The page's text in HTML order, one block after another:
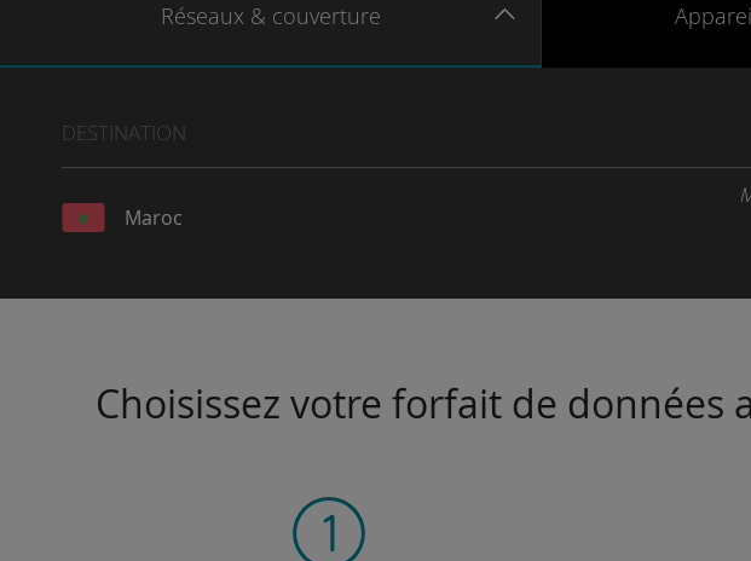
Réseaux & couverture
DESTINATION
Maroc
Choisissez votre forfait de données